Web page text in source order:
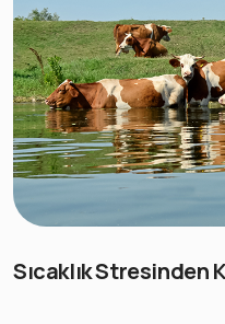
Sıcaklık Stresinden